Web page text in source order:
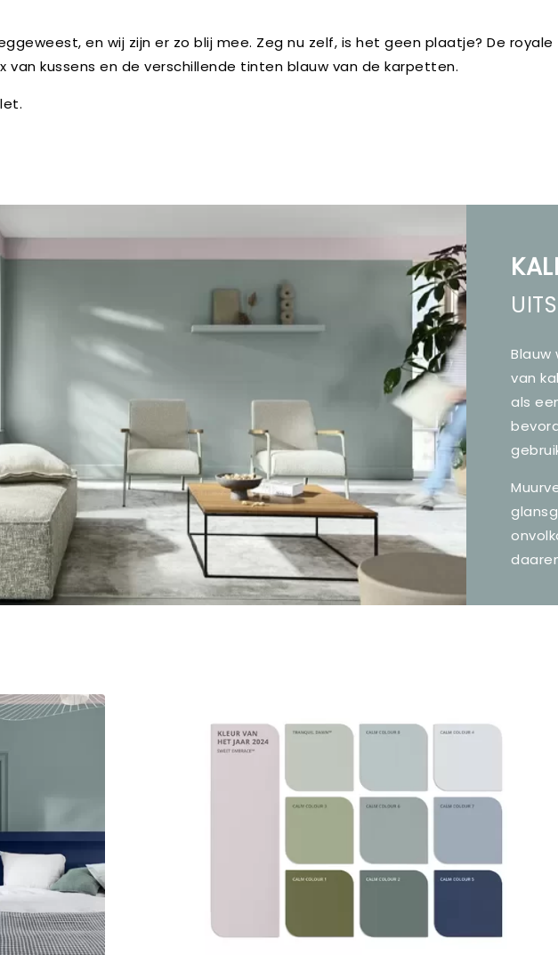
en wij zijn er zo blij mee. Zeg nu zelf, is het geen plaatje? De royale
van kussens en de verschillende tinten blauw van de karpetten.
van
als